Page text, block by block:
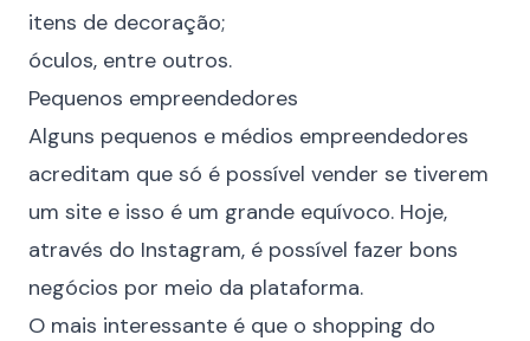
itens de decoração;
óculos, entre outros.
Pequenos empreendedores
Alguns pequenos e médios empreendedores
acreditam que só é possível vender se tiverem
um site e isso é um grande equívoco. Hoje,
através do Instagram, é possível fazer bons
negócios por meio da plataforma.
O mais interessante é que o shopping do